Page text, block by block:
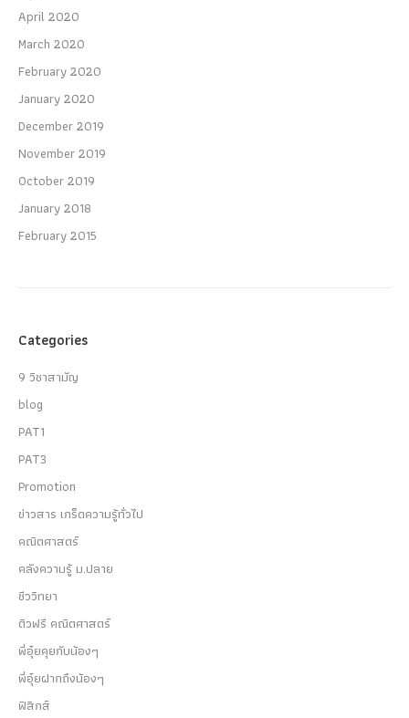
April 2020
March 2020
February 2020
January 2020
December 2019
November 2019
October 2019
January 2018
February 2015
Categories
9 วิชาสามัญ
blog
PAT1
PAT3
Promotion
ข่าวสาร เกร็ดความรู้ทั่วไป
คณิตศาสตร์
คลังความรู้ ม.ปลาย
ชีววิทยา
ติวฟรี คณิตศาสตร์
พี่อุ๋ยคุยกับน้องๆ
พี่อุ๋ยฝากถึงน้องๆ
ฟิสิกส์